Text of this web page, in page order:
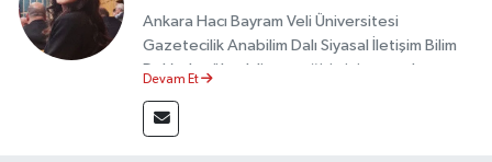
Ankara Hacı Bayram Veli Üniversitesi
Gazetecilik Anabilim Dalı Siyasal İletişim Bilim
Dalı’nda yüksek lisans eğitimini tamamlamıştır.
akademik çalışmalar gerçekleştirmiştir.
Taşköprü Postası internet haber sitesinde
Devam Et